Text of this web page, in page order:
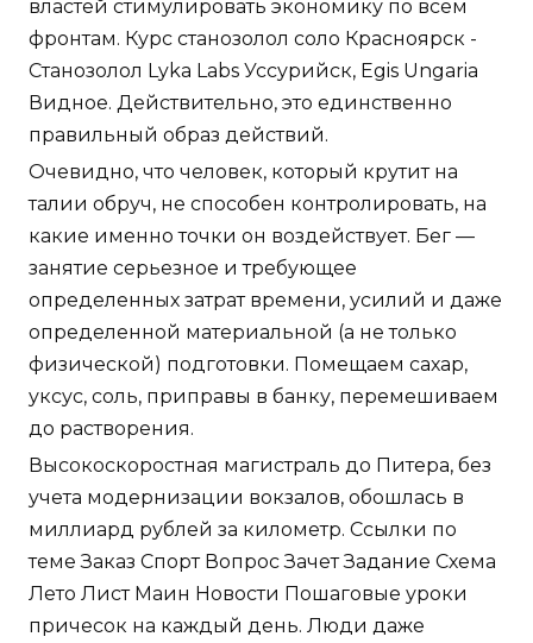
властей стимулировать экономику по всем
фронтам. Курс станозолол соло Красноярск -
Станозолол Lyka Labs Уссурийск, Egis Ungaria
Видное. Действительно, это единственно
правильный образ действий.
Очевидно, что человек, который крутит на
талии обруч, не способен контролировать, на
какие именно точки он воздействует. Бег —
занятие серьезное и требующее
определенных затрат времени, усилий и даже
определенной материальной (а не только
физической) подготовки. Помещаем сахар,
уксус, соль, приправы в банку, перемешиваем
до растворения.
Высокоскоростная магистраль до Питера, без
учета модернизации вокзалов, обошлась в
миллиард рублей за километр. Ссылки по
теме Заказ Спорт Вопрос Зачет Задание Схема
Лето Лист Маин Новости Пошаговые уроки
причесок на каждый день. Люди даже